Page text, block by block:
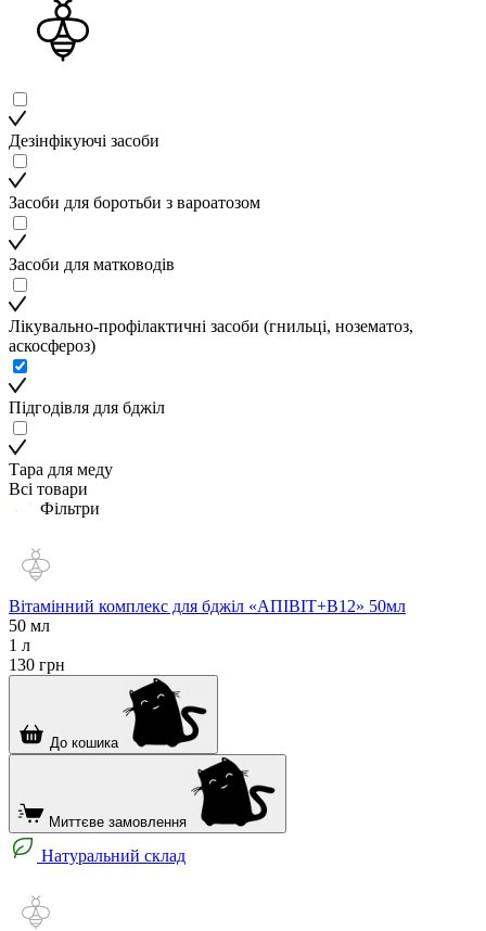
Дезінфікуючі засоби
Засоби для боротьби з вароатозом
Засоби для матководів
Лікувально-профілактичні засоби (гнильці, нозематоз,
аскосфероз)
Підгодівля для бджіл
Тара для меду
Всі товари
Фільтри
Вітамінний комплекс для бджіл «АПІВІТ+В12» 50мл
50 мл
1 л
130 грн
До кошика
Миттєве замовлення
Натуральний склад